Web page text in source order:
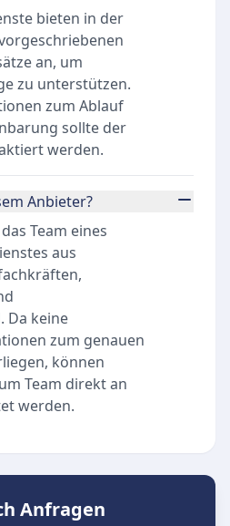
bieten in der
an, um
zu unterstützen.
zum Ablauf
sollte der
werden.
Anbieter?
Team eines
aus
Da keine
zum genauen
können
Team direkt an
werden.
Anfragen